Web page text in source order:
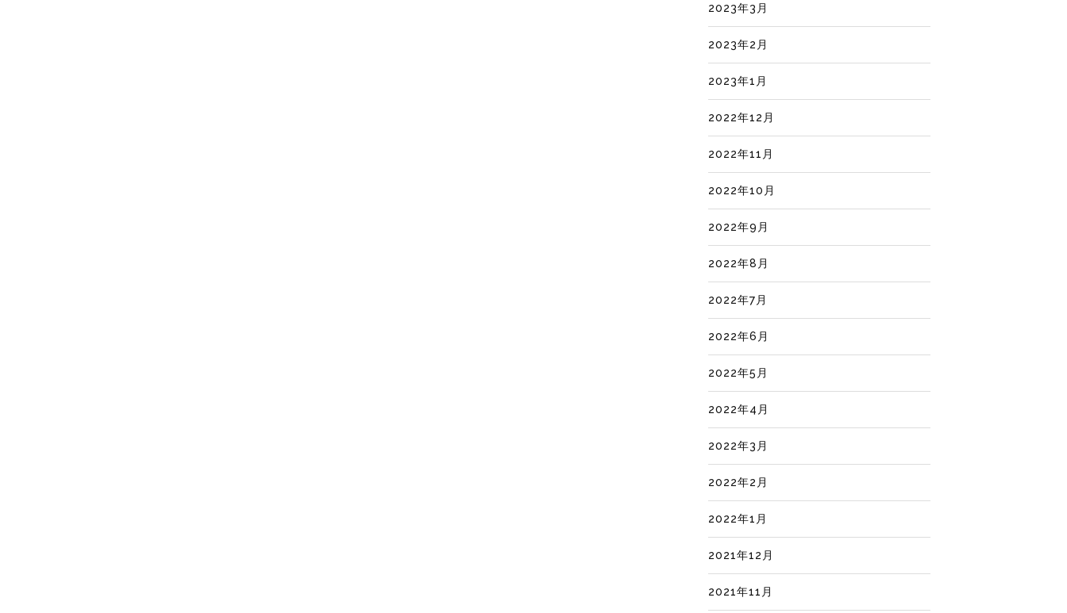
2023年3月
2023年2月
2023年1月
2022年12月
2022年11月
2022年10月
2022年9月
2022年8月
2022年7月
2022年6月
2022年5月
2022年4月
2022年3月
2022年2月
2022年1月
2021年12月
2021年11月